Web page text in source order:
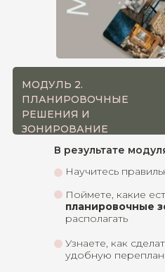
МОДУЛЬ 2.
ПЛАНИРОВОЧНЫЕ
РЕШЕНИЯ И
ЗОНИРОВАНИЕ
Поймете, какие
планировочные
располагать
Узнаете, как
удобную
Научитесь
В результате